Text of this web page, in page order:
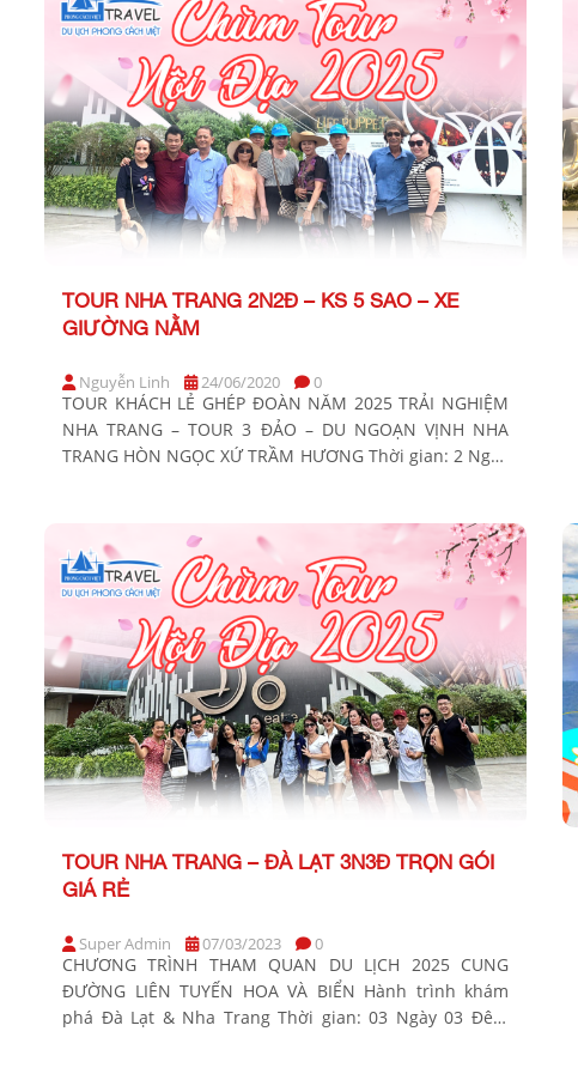
TOUR NHA TRANG 2N2Đ – KS 5 SAO – XE
GIƯỜNG NẰM
Nguyễn Linh 24/06/2020 0
TOUR KHÁCH LẺ GHÉP ĐOÀN NĂM 2025 TRẢI NGHIỆM
NHA TRANG – TOUR 3 ĐẢO – DU NGOẠN VỊNH NHA
TRANG HÒN NGỌC XỨ TRẦM HƯƠNG Thời gian: 2 Ngày
HÀNH TỪ TP. […]
TOUR NHA TRANG – ĐÀ LẠT 3N3Đ TRỌN GÓI
GIÁ RẺ
Super Admin 07/03/2023 0
CHƯƠNG TRÌNH THAM QUAN DU LỊCH 2025 CUNG
ĐƯỜNG LIÊN TUYẾN HOA VÀ BIỂN Hành trình khám
phá Đà Lạt & Nha Trang Thời gian: 03 Ngày 03 Đêm